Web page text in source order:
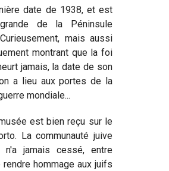
date de 1938, et est
de la Péninsule
mais aussi
montrant que la foi
jamais, la date de son
a lieu aux portes de la
mondiale...
est bien reçu sur le
La communauté juive
jamais cessé, entre
rendre hommage aux juifs